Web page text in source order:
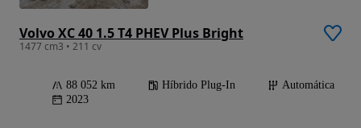
Volvo XC 40 1.5 T4 PHEV Plus Bright
1477 cm3 • 211 cv
88 052 km Híbrido Plug-In
Automática
2023